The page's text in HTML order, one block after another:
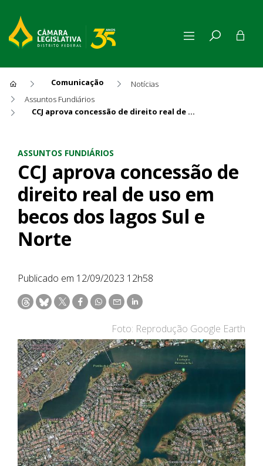
Comunicação
Notícias
Assuntos Fundiários
CCJ aprova concessão de direito real de uso em becos dos lagos Sul e Norte
ASSUNTOS FUNDIÁRIOS
CCJ aprova concessão de
direito real de uso em
becos dos lagos Sul e
Norte
Publicado em 12/09/2023 12h58
Foto: Reprodução Google Earth